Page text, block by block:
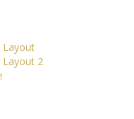
2